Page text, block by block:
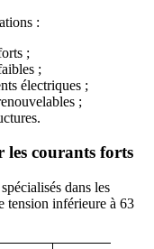
:
;
;
électriques ;
;
les courants forts
dans les
tension inférieure à 63